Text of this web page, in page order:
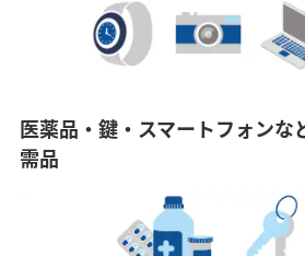
医薬品・鍵・スマートフォンな
需品